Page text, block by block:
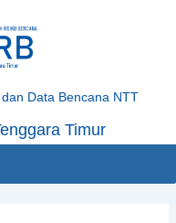
Data Bencana NTT
Timur